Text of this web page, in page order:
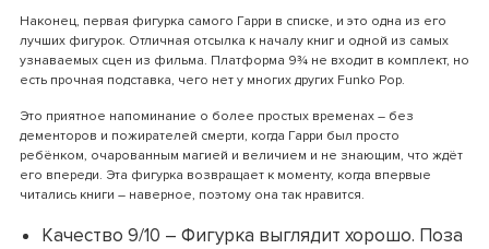
Наконец, первая фигурка самого Гарри в списке, и это одна из его
лучших фигурок. Отличная отсылка к началу книг и одной из самых
узнаваемых сцен из фильма. Платформа 9¾ не входит в комплект, но
есть прочная подставка, чего нет у многих других Funko Pop.
Это приятное напоминание о более простых временах – без
дементоров и пожирателей смерти, когда Гарри был просто
ребёнком, очарованным магией и величием и не знающим, что ждёт
его впереди. Эта фигурка возвращает к моменту, когда впервые
читались книги – наверное, поэтому она так нравится.
Качество 9/10 – Фигурка выглядит хорошо. Поза